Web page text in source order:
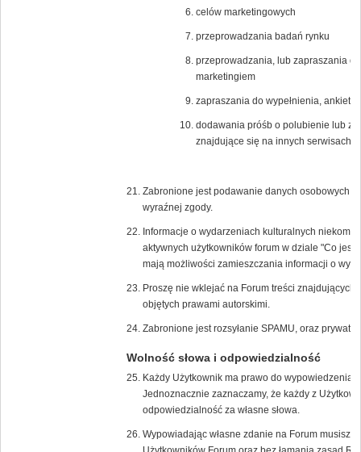
celów marketingowych
przeprowadzania badań rynku
przeprowadzania, lub zapraszania
marketingiem
zapraszania do wypełnienia, ankiet
dodawania próśb o polubienie lub
znajdujące się na innych serwisach
Zabronione jest podawanie danych osobowych
wyraźnej zgody.
Informacje o wydarzeniach kulturalnych
aktywnych użytkowników forum w dziale "Co
mają możliwości zamieszczania informacji o
Proszę nie wklejać na Forum treści
objętych prawami autorskimi.
Zabronione jest rozsyłanie SPAMU, oraz
Wolność słowa i odpowiedzialność
Każdy Użytkownik ma prawo do wypowiedzenia
Jednoznacznie zaznaczamy, że każdy z
odpowiedzialność za własne słowa.
Wypowiadając własne zdanie na Forum musisz